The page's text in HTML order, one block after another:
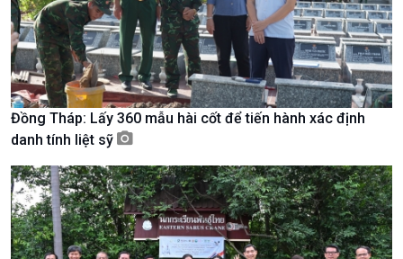
Đồng Tháp: Lấy 360 mẫu hài cốt để tiến hành xác định
danh tính liệt sỹ